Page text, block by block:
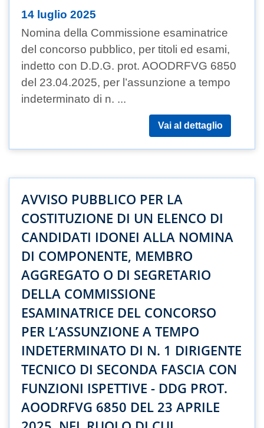
14 luglio 2025
Nomina della Commissione esaminatrice
del concorso pubblico, per titoli ed esami,
indetto con D.D.G. prot. AOODRFVG 6850
del 23.04.2025, per l’assunzione a tempo
indeterminato di n. ...
Vai al dettaglio
AVVISO PUBBLICO PER LA
COSTITUZIONE DI UN ELENCO DI
CANDIDATI IDONEI ALLA NOMINA
DI COMPONENTE, MEMBRO
AGGREGATO O DI SEGRETARIO
DELLA COMMISSIONE
ESAMINATRICE DEL CONCORSO
PER L’ASSUNZIONE A TEMPO
INDETERMINATO DI N. 1 DIRIGENTE
TECNICO DI SECONDA FASCIA CON
FUNZIONI ISPETTIVE - DDG PROT.
AOODRFVG 6850 DEL 23 APRILE